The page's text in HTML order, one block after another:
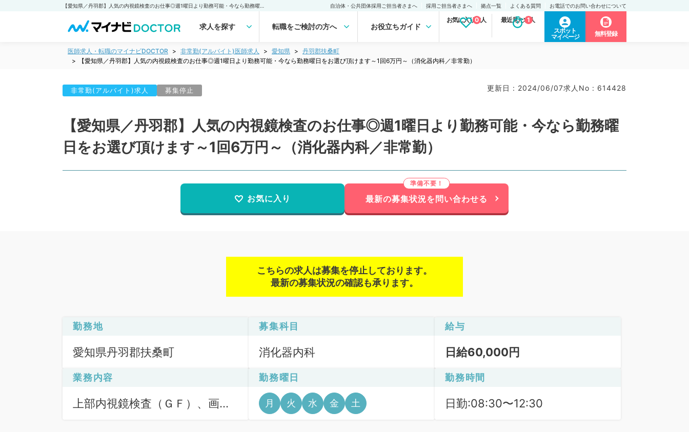
自治体・公共団体採用ご担当者さまへ 採用ご担当者さまへ 拠点一覧 よくある質問 お電話でのお問い合わせについて
求人を探す 転職をご検討の方へ お役立ちガイド
お気に入り求人
0 最近見た求人
1
スポット
マイページ
無料登録
医師求人・転職のマイナビDOCTOR 非常勤(アルバイト)医師求人 愛知県
丹羽郡扶桑町
【愛知県／丹羽郡】人気の内視鏡検査のお仕事◎週1曜日より勤務可能・今なら勤務曜日をお選び頂けます～1回6万円～（消化器内科／非常勤）
非常勤(アルバイト)求人 募集停止 更新日 : 2024/06/07求人No : 614428
【愛知県／丹羽郡】人気の内視鏡検査のお仕事◎週1曜日より勤務可能・今なら勤務曜
日をお選び頂けます～1回6万円～（消化器内科／非常勤）
お気に入り 最新の募集状況を問い合わせる
こちらの求人は募集を停止しております。
最新の募集状況の確認も承ります。
勤務地
愛知県丹羽郡扶桑町
募集科目
消化器内科
給与
日給60,000円
業務内容
上部内視鏡検査（ＧＦ）、画像
勤務曜日
月 火 水 金 土
勤務時間
日勤:08:30〜12:30